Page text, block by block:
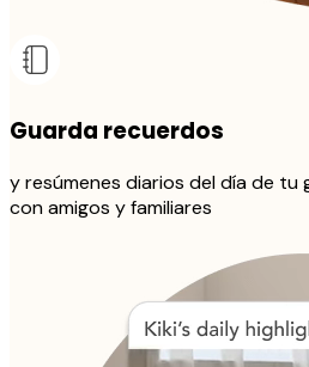
Guarda recuerdos
y resúmenes diarios del día de
con amigos y familiares